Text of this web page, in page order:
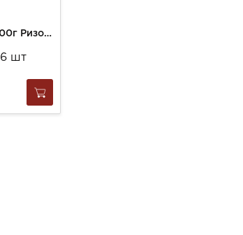
Пюре ФрутоНяня 100г Ризотто из цыпленка с овощами ст/б
16 шт